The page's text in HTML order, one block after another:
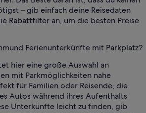
– gib einfach deine Reisedaten
Rabattfilter an, um die besten Preise
Ferienunterkünfte mit Parkplatz?
hier eine große Auswahl an
mit Parkmöglichkeiten nahe
für Familien oder Reisende, die
Autos während ihres Aufenthalts
Unterkünfte leicht zu finden, gib